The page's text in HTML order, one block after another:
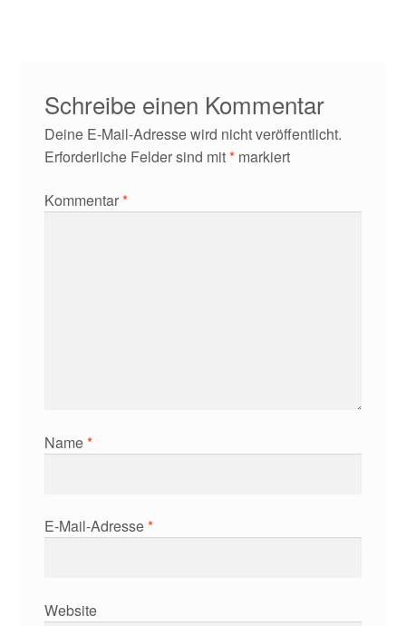
Schreibe einen Kommentar
Deine E-Mail-Adresse wird nicht veröffentlicht.
Erforderliche Felder sind mit*markiert
Kommentar*
Name*
E-Mail-Adresse*
Website